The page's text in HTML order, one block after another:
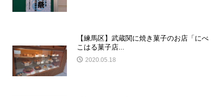
【練馬区】武蔵関に焼き菓子のお店「にべ
こはる菓子店...
2020.05.18